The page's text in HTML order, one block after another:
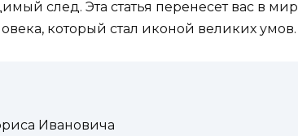
след. Эта статья перенесет вас в мир
который стал иконой великих умов.
Ивановича